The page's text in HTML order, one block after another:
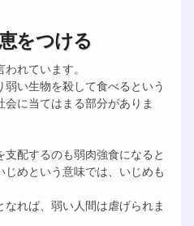
をつける
れています。
い生物を殺して食べるという
に当てはまる部分がありま
配するのも弱肉強食になると
めという意味では、いじめも
れば、弱い人間は虐げられま